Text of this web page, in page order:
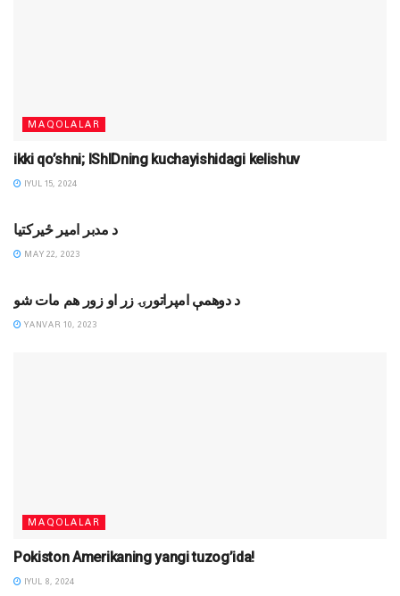
MAQOLALAR
ikki qo’shni; IShIDning kuchayishidagi kelishuv
IYUL 15, 2024
د مدبر امیر ځیرکتیا
MAY 22, 2023
د دوهمې امپراتورۍ زر او زور هم مات شو
YANVAR 10, 2023
MAQOLALAR
Pokiston Amerikaning yangi tuzog’ida!
IYUL 8, 2024